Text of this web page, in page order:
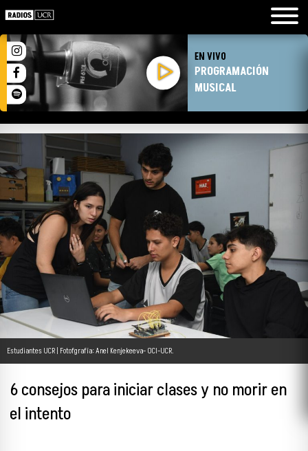
EN VIVO
PROGRAMACIÓN
MUSICAL
Estudiantes UCR | Fotofgrafía: Anel Kenjekeeva- OCI-UCR.
6 consejos para iniciar clases y no morir en
el intento